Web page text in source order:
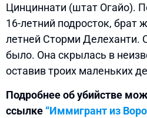
Цинциннати (штат Огайо).
16-летний подросток, брат
летней Сторми Делеханти.
было. Она скрылась в
оставив троих маленьких
Подробнее об убийстве
ссылке “Иммигрант из